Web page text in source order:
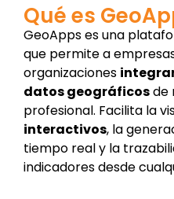
Qué es
GeoApps es una
que permite a
organizaciones
datos geográficosde
profesional. Facilita la
interactivos, la
tiempo real y la
indicadores desde